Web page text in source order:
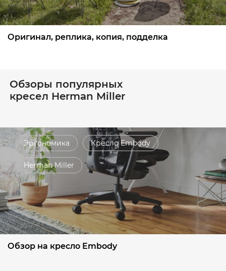
Оригинал, реплика, копия, подделка
Обзоры популярных
кресел Herman Miller
Эргономика Кресло Embody
Herman Miller
Обзор на кресло Embody